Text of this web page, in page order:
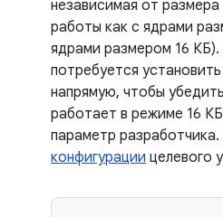
независимая от
работы как с ядрами
ядрами размером 16
потребуется
напрямую, чтобы
работает в режиме 16
параметр
конфигурации целевого